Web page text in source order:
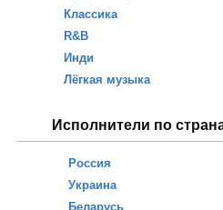
Классика
R&B
Инди
Лёгкая музыка
Исполнители по
Россия
Украина
Беларусь